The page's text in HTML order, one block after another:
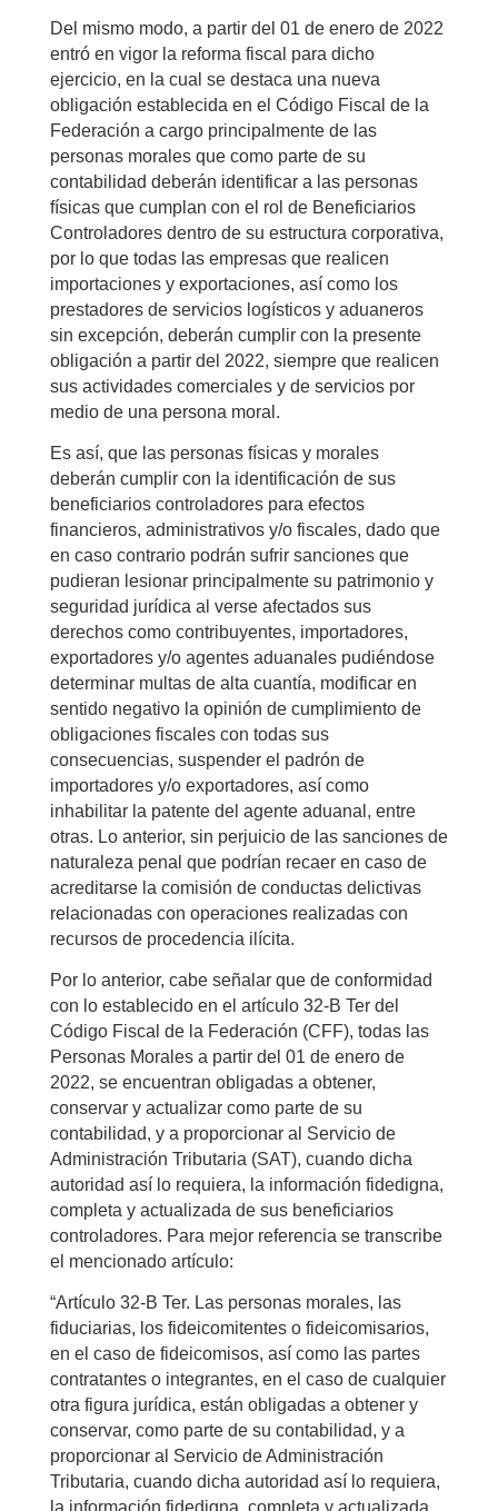
Del mismo modo, a partir del 01 de enero de 2022
entró en vigor la reforma fiscal para dicho
ejercicio, en la cual se destaca una nueva
obligación establecida en el Código Fiscal de la
Federación a cargo principalmente de las
personas morales que como parte de su
contabilidad deberán identificar a las personas
físicas que cumplan con el rol de Beneficiarios
Controladores dentro de su estructura corporativa,
por lo que todas las empresas que realicen
importaciones y exportaciones, así como los
prestadores de servicios logísticos y aduaneros
sin excepción, deberán cumplir con la presente
obligación a partir del 2022, siempre que realicen
sus actividades comerciales y de servicios por
medio de una persona moral.
Es así, que las personas físicas y morales
deberán cumplir con la identificación de sus
beneficiarios controladores para efectos
financieros, administrativos y/o fiscales, dado que
en caso contrario podrán sufrir sanciones que
pudieran lesionar principalmente su patrimonio y
seguridad jurídica al verse afectados sus
derechos como contribuyentes, importadores,
exportadores y/o agentes aduanales pudiéndose
determinar multas de alta cuantía, modificar en
sentido negativo la opinión de cumplimiento de
obligaciones fiscales con todas sus
consecuencias, suspender el padrón de
importadores y/o exportadores, así como
inhabilitar la patente del agente aduanal, entre
otras. Lo anterior, sin perjuicio de las sanciones de
naturaleza penal que podrían recaer en caso de
acreditarse la comisión de conductas delictivas
relacionadas con operaciones realizadas con
recursos de procedencia ilícita.
Por lo anterior, cabe señalar que de conformidad
con lo establecido en el artículo 32-B Ter del
Código Fiscal de la Federación (CFF), todas las
Personas Morales a partir del 01 de enero de
2022, se encuentran obligadas a obtener,
conservar y actualizar como parte de su
contabilidad, y a proporcionar al Servicio de
Administración Tributaria (SAT), cuando dicha
autoridad así lo requiera, la información fidedigna,
completa y actualizada de sus beneficiarios
controladores. Para mejor referencia se transcribe
el mencionado artículo:
“Artículo 32-B Ter. Las personas morales, las
fiduciarias, los fideicomitentes o fideicomisarios,
en el caso de fideicomisos, así como las partes
contratantes o integrantes, en el caso de cualquier
otra figura jurídica, están obligadas a obtener y
conservar, como parte de su contabilidad, y a
proporcionar al Servicio de Administración
Tributaria, cuando dicha autoridad así lo requiera,
la información fidedigna, completa y actualizada